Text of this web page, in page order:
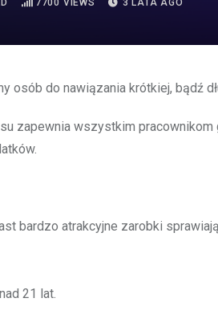
7700 VIEWS 3 LATA AGO
do nawiązania krótkiej, bądź
zapewnia wszystkim
bardzo atrakcyjne zarobki
21 lat.